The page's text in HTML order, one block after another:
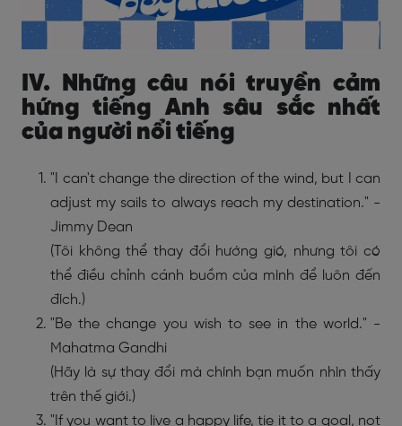
IV. Những câu nói truyền cảm
hứng tiếng Anh sâu sắc nhất
của người nổi tiếng
"I can't change the direction of the wind, but I can
adjust my sails to always reach my destination." -
Jimmy Dean
(Tôi không thể thay đổi hướng gió, nhưng tôi có
thể điều chỉnh cánh buồm của mình để luôn đến
đích.)
"Be the change you wish to see in the world." -
Mahatma Gandhi
(Hãy là sự thay đổi mà chính bạn muốn nhìn thấy
trên thế giới.)
"If you want to live a happy life, tie it to a goal, not